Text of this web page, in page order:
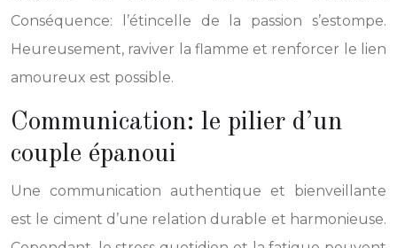
Conséquence: l’étincelle de la passion s’estompe.
Heureusement, raviver la flamme et renforcer le lien
amoureux est possible.
Communication: le pilier d’un
couple épanoui
Une communication authentique et bienveillante
est le ciment d’une relation durable et harmonieuse.